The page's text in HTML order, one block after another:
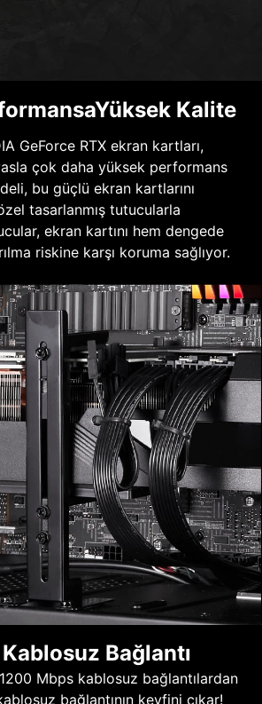
Kalite
GeForce RTX ekran kartları,
çok daha yüksek performans
bu güçlü ekran kartlarını
tasarlanmış tutucularla
ekran kartını hem dengede
riskine karşı koruma sağlıyor.
Bağlantı
Mbps kablosuz bağlantılardan
bağlantının keyfini çıkar!